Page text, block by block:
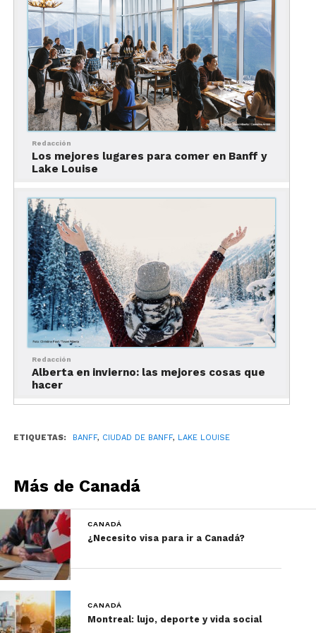
en la frontera con la Columbia Británica.
En conjunto, son más de 3100 hectáreas para
esquiar, 356 pistas para todos los niveles, 26 lifts y
dos góndolas. ¡Anualmente recibe más de nueve
metros de nieve!
A la vez, ofrece nieve tipo polvo ideal para esquiar,
muy pocas filas y renta de equipo, así como un
precio hasta 30 % más bajo que otros resorts de
esquí.
magnífica opción para adquirir los pases para
*Más información en la sección dedicada a Lake
Góndola de Banff
Redacción
Los mejores lugares para comer en Banff y
Lake Louise
Redacción
Alberta en invierno: las mejores cosas que
hacer
ETIQUETAS: BANFF, CIUDAD DE BANFF, LAKE LOUISE
Más de Canadá
CANADÁ
¿Necesito visa para ir a Canadá?
CANADÁ
Montreal: lujo, deporte y vida social